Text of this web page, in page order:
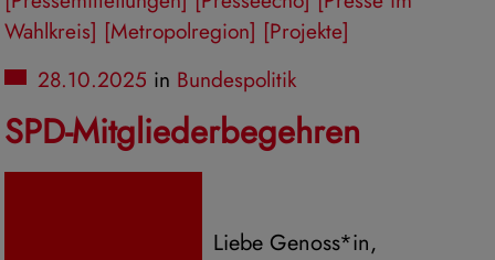
Wahlkreis] [Metropolregion] [Projekte]
28.10.2025 in Bundespolitik
SPD-Mitgliederbegehren
Liebe Genoss*in,